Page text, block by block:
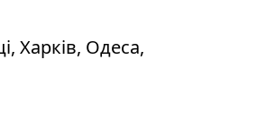
Харків, Одеса,